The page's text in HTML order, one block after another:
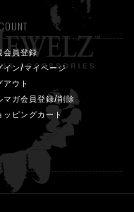
会員登録
イン/マイページ
アウト
マガ会員登録/削除
ッピングカート